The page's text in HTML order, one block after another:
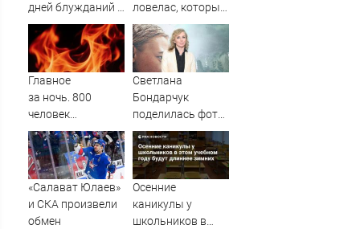
дней блужданий в
тайге
ловелас, который
10 лет
обманывал
женщин, после
судов похудел на
30 кг и стал
Главное
за ночь. 800
человек
эвакуировали
после пожара на
Wildberries, США
рассекретили
документы об
НЛО
Светлана
Бондарчук
поделилась фото
из круиза вместе
с сыном
«Салават Юлаев»
и СКА произвели
обмен
Осенние
каникулы у
школьников в